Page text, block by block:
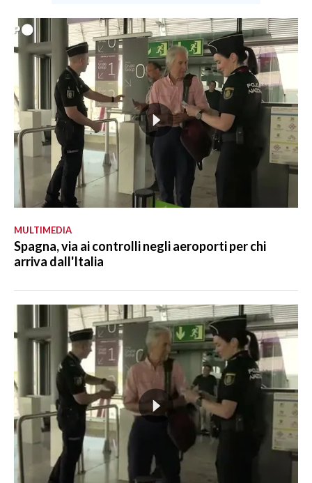
MULTIMEDIA
Spagna, via ai controlli negli aeroporti per chi
arriva dall'Italia